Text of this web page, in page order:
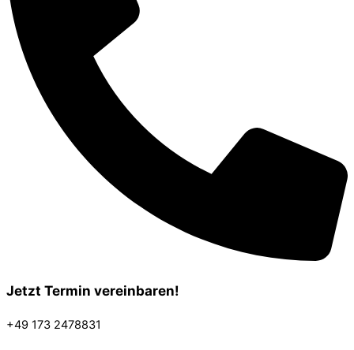
Jetzt Termin vereinbaren!
+49 173 2478831